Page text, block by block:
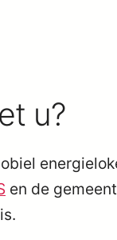
Google
u?
en de